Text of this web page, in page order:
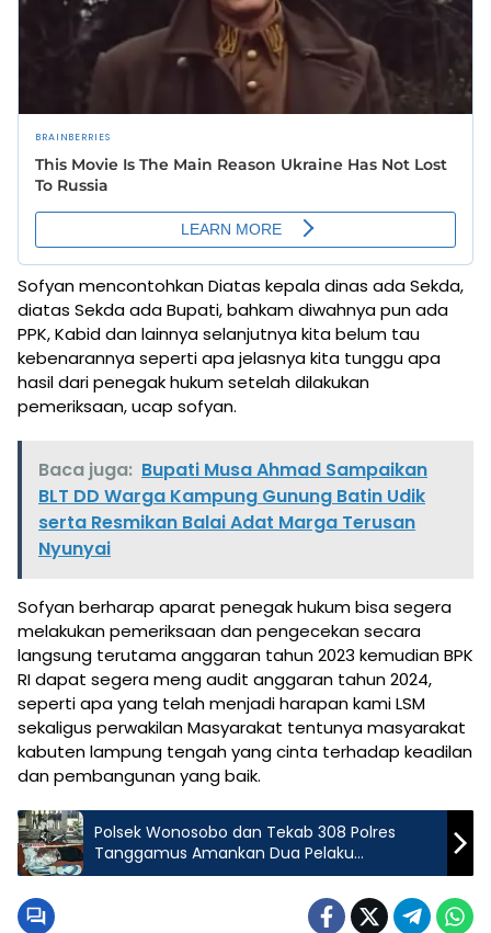
Sofyan mencontohkan Diatas kepala dinas ada Sekda,
diatas Sekda ada Bupati, bahkam diwahnya pun ada
PPK, Kabid dan lainnya selanjutnya kita belum tau
kebenarannya seperti apa jelasnya kita tunggu apa
hasil dari penegak hukum setelah dilakukan
pemeriksaan, ucap sofyan.
Baca juga: Bupati Musa Ahmad Sampaikan
BLT DD Warga Kampung Gunung Batin Udik
serta Resmikan Balai Adat Marga Terusan
Nyunyai
Sofyan berharap aparat penegak hukum bisa segera
melakukan pemeriksaan dan pengecekan secara
langsung terutama anggaran tahun 2023 kemudian BPK
RI dapat segera meng audit anggaran tahun 2024,
seperti apa yang telah menjadi harapan kami LSM
sekaligus perwakilan Masyarakat tentunya masyarakat
kabuten lampung tengah yang cinta terhadap keadilan
dan pembangunan yang baik.
Polsek Wonosobo dan Tekab 308 Polres
Tanggamus Amankan Dua Pelaku
Pengeroyokan di Bandar Sukabumi